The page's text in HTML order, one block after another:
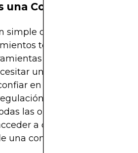
una Corredora de
simple como hacerlo de
técnicos,
avanzadas. Para
un abogado
en un médico experto
marcan la
las oportunidades de
a condiciones de
una comisión.